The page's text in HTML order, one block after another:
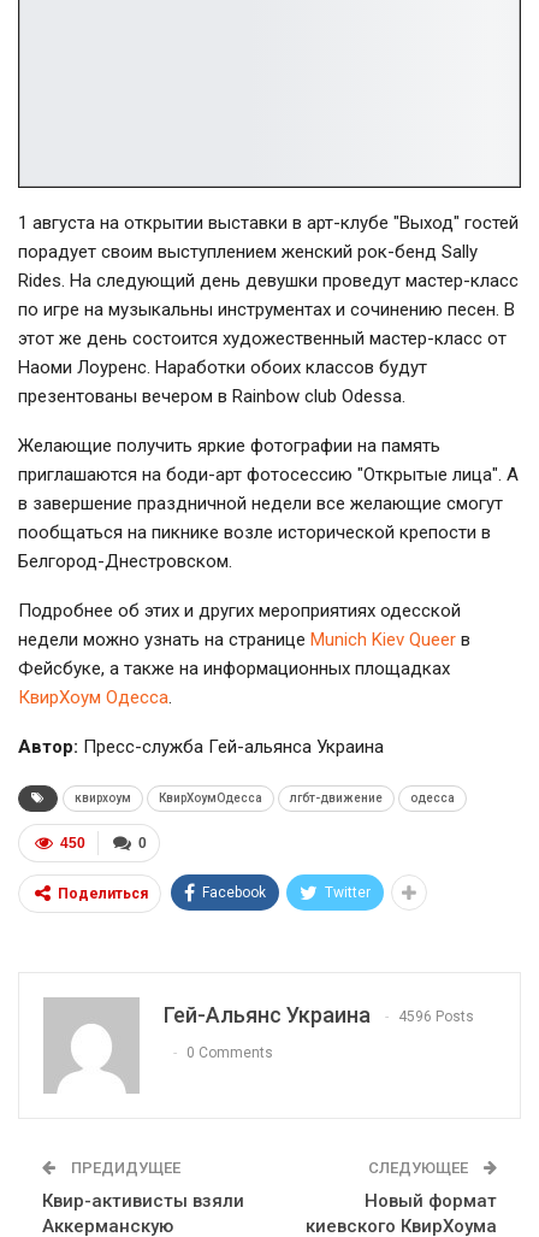
1 августа на открытии выставки в арт-клубе "Выход" гостей
порадует своим выступлением женский рок-бенд Sally
Rides. На следующий день девушки проведут мастер-класс
по игре на музыкальны инструментах и сочинению песен. В
этот же день состоится художественный мастер-класс от
Наоми Лоуренс. Наработки обоих классов будут
презентованы вечером в Rainbow club Odessa.
Желающие получить яркие фотографии на память
приглашаются на боди-арт фотосессию "Открытые лица". А
в завершение праздничной недели все желающие смогут
пообщаться на пикнике возле исторической крепости в
Белгород-Днестровском.
Подробнее об этих и других мероприятиях одесской
недели можно узнать на странице Munich Kiev Queer в
Фейсбуке, а также на информационных площадках
КвирХоум Одесса.
Автор: Пресс-служба Гей-альянса Украина
квирхоум КвирХоумОдесса лгбт-движение одесса
0
450
Поделиться Facebook Twitter
Гей-Альянс Украина 4596 Posts
0 Comments
ПРЕДИДУЩЕЕ
Квир-активисты взяли
Аккерманскую
СЛЕДУЮЩЕЕ
Новый формат
киевского КвирХоума